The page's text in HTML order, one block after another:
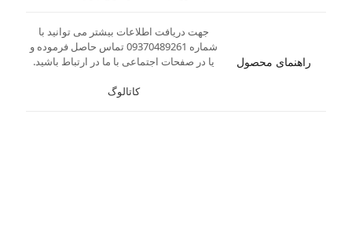
راهنمای محصول
جهت دریافت اطلاعات بیشتر می توانید با
شماره 09370489261 تماس حاصل فرموده و
یا در صفحات اجتماعی با ما در ارتباط باشید.
کاتالوگ